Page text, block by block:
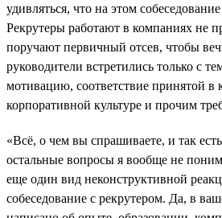
удивляться, что на этом
Рекрутеры работают в компаниях не
поручают первичный отсев, чтобы
руководители встретились только с
мотивацию, соответствие принятой в
корпоративной культуре и прочим
«Всё, о чем вы спрашиваете, и так
остальные вопросы я вообще не
еще один вид неконструктивной
собеседование с рекрутером. Да, в